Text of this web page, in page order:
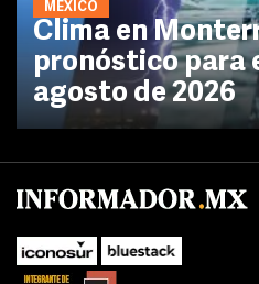
MÉXICO
Clima en
pronóstico para
agosto de 2026